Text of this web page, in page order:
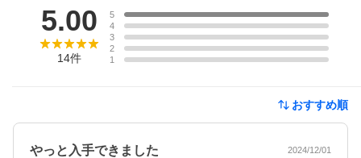
5.00
14件
5
4
3
2
1
おすすめ順
やっと入手できました 2024/12/01